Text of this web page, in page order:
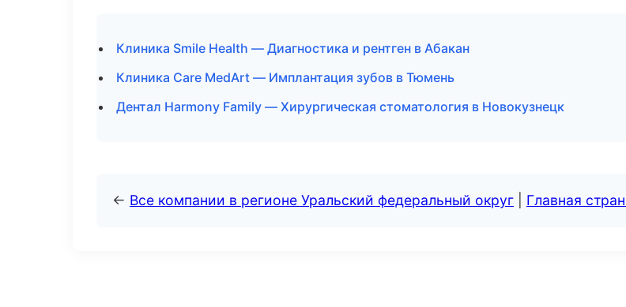
Клиника Smile Health — Диагностика и рентген в Абакан
Клиника Care MedArt — Имплантация зубов в Тюмень
Дентал Harmony Family — Хирургическая стоматология в Новокузнецк
← Все компании в регионе Уральский федеральный округ Главная